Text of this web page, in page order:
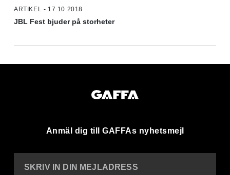
ARTIKEL - 17.10.2018
JBL Fest bjuder på storheter
Anmäl dig till GAFFAs nyhetsmejl
SKRIV IN DIN MEJLADRESS